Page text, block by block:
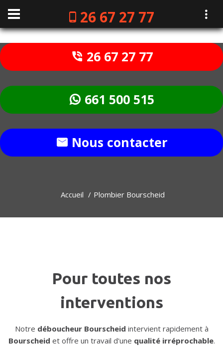
26 67 27 77
26 67 27 77
661 500 515
Nous contacter
Accueil Plombier Bourscheid
Pour toutes nos
interventions
Notre déboucheur Bourscheid intervient rapidement à
Bourscheid et offre un travail d'une qualité irréprochable.